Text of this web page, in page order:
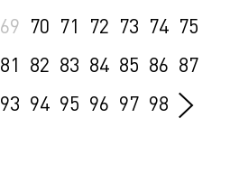
69 70 71 72 73 74 75
81 82 83 84 85 86 87
93 94 95 96 97 98